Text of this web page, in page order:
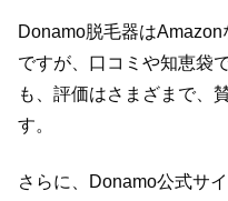
Donamo脱毛器は
ですが、口コミや知恵袋
も、評価はさまざまで、
す。
さらに、Donamo公式サ